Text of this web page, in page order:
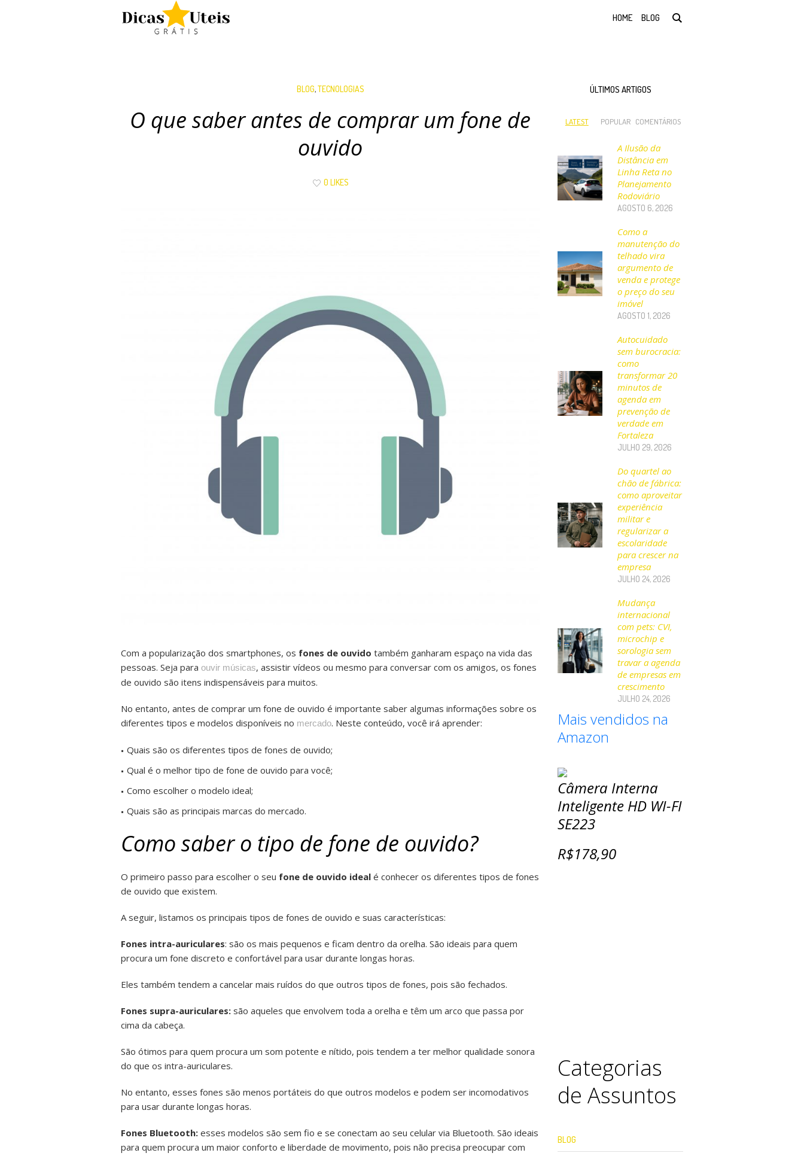
HOME BLOG
BLOG,TECNOLOGIAS
O que saber antes de comprar um fone de
ouvido
0 LIKES
Com a popularização dos smartphones, os fones de ouvido também ganharam espaço na vida das
pessoas. Seja para ouvir músicas, assistir vídeos ou mesmo para conversar com os amigos, os fones
de ouvido são itens indispensáveis para muitos.
No entanto, antes de comprar um fone de ouvido é importante saber algumas informações sobre os
diferentes tipos e modelos disponíveis no mercado. Neste conteúdo, você irá aprender:
Quais são os diferentes tipos de fones de ouvido;
Qual é o melhor tipo de fone de ouvido para você;
Como escolher o modelo ideal;
Quais são as principais marcas do mercado.
Como saber o tipo de fone de ouvido?
O primeiro passo para escolher o seu fone de ouvido ideal é conhecer os diferentes tipos de fones
de ouvido que existem.
A seguir, listamos os principais tipos de fones de ouvido e suas características:
Fones intra-auriculares: são os mais pequenos e ficam dentro da orelha. São ideais para quem
procura um fone discreto e confortável para usar durante longas horas.
Eles também tendem a cancelar mais ruídos do que outros tipos de fones, pois são fechados.
Fones supra-auriculares: são aqueles que envolvem toda a orelha e têm um arco que passa por
cima da cabeça.
São ótimos para quem procura um som potente e nítido, pois tendem a ter melhor qualidade sonora
do que os intra-auriculares.
No entanto, esses fones são menos portáteis do que outros modelos e podem ser incomodativos
para usar durante longas horas.
Fones Bluetooth: esses modelos são sem fio e se conectam ao seu celular via Bluetooth. São ideais
para quem procura um maior conforto e liberdade de movimento, pois não precisa preocupar com
ÚLTIMOS ARTIGOS
LATEST POPULAR COMENTÁRIOS
A Ilusão da
Distância em
Linha Reta no
Planejamento
Rodoviário
AGOSTO 6, 2026
Como a
manutenção do
telhado vira
argumento de
venda e protege
o preço do seu
imóvel
AGOSTO 1, 2026
Autocuidado
sem burocracia:
como
transformar 20
minutos de
agenda em
prevenção de
verdade em
Fortaleza
JULHO 29, 2026
Do quartel ao
chão de fábrica:
como aproveitar
experiência
militar e
regularizar a
escolaridade
para crescer na
empresa
JULHO 24, 2026
Mudança
internacional
com pets: CVI,
microchip e
sorologia sem
travar a agenda
de empresas em
crescimento
JULHO 24, 2026
Mais vendidos na
Amazon
Câmera Interna
Inteligente HD WI-FI
SE223
R$178,90
Categorias
de Assuntos
BLOG